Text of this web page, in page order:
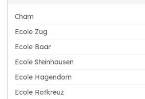
Cham
Ecole Zug
Ecole Baar
Ecole Steinhausen
Ecole Hagendorn
Ecole Rotkreuz